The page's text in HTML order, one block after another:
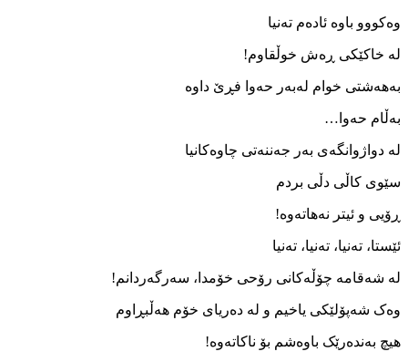
وه‌کووو باوه ‌ئاده‌م ته‌نیا
له‌ خاکێکی ڕەش خوڵقاوم!
به‌هه‌شتی خوام له‌به‌ر حه‌وا فڕێ داوه
به‌ڵام حه‌وا…
له ‌دواژوانگه‌ی به‌ر جه‌ننه‌تی چاوه‌کانیا
سێوی کاڵی دڵی بردم
ڕۆیی و ئیتر نه‌هاته‌وه!
ئێستا، ته‌نیا، ته‌نیا، ته‌نیا
له ‌شه‌قامه ‌چۆڵه‌کانی رۆحی خۆمدا، سه‌رگه‌ردانم!
وه‌ک شه‌پۆلێکی یاخیم و له ‌ده‌ریای خۆم هه‌ڵبڕاوم
هیچ به‌نده‌رێک باوه‌شم بۆ ناکاته‌وه!